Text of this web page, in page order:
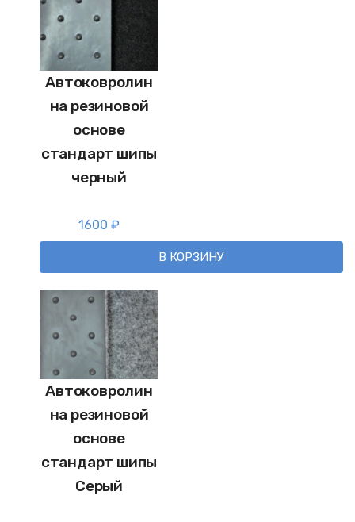
Автоковролин
на резиновой
основе
стандарт шипы
черный
1600 ₽
В КОРЗИНУ
Автоковролин
на резиновой
основе
стандарт шипы
Серый